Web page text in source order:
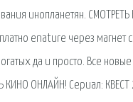
инопланетян.
enature через магнет
да и просто. Все
КИНО ОНЛАЙН! Сериал: